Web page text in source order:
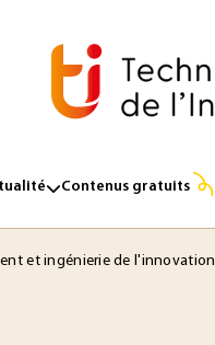
Contenus gratuits
et ingénierie de l'innovation